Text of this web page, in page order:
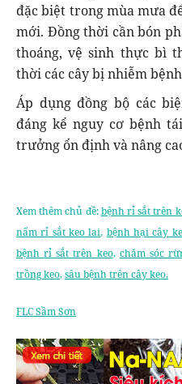
đặc biệt trong mùa mưa
mới. Đồng thời cần bón
thoáng, vệ sinh thực bì
thời các cây bị nhiễm
Áp dụng đồng bộ các
đáng kể nguy cơ bệnh
trưởng ổn định và nâng
Xem thêm chủ đề:bệnh rỉ sắt trên
nấm rỉ sắt keo lai, bệnh hại cây
bệnh rỉ sắt trên keo, chăm sóc
trồng keo,sâu bệnh trên cây keo.
FLC Sầm Sơn